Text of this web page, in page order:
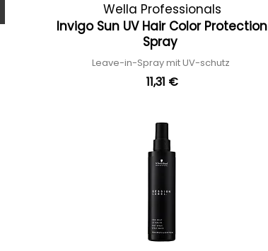
Wella Professionals
Invigo Sun UV Hair Color Protection
Spray
Leave-in-Spray mit UV-schutz
11,31 €